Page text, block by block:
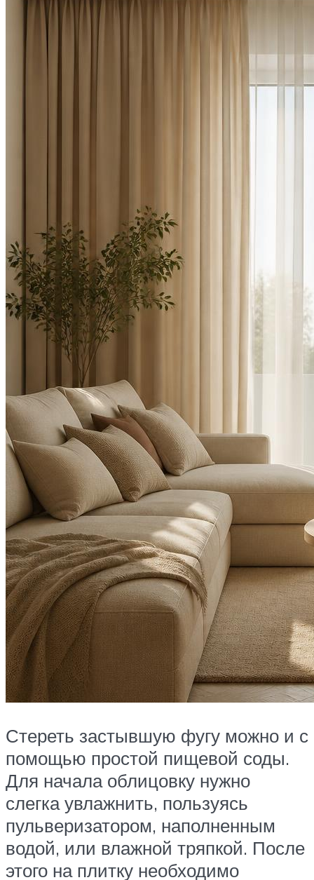
Стереть застывшую фугу можно и с
помощью простой пищевой соды.
Для начала облицовку нужно
слегка увлажнить, пользуясь
пульверизатором, наполненным
водой, или влажной тряпкой. После
этого на плитку необходимо